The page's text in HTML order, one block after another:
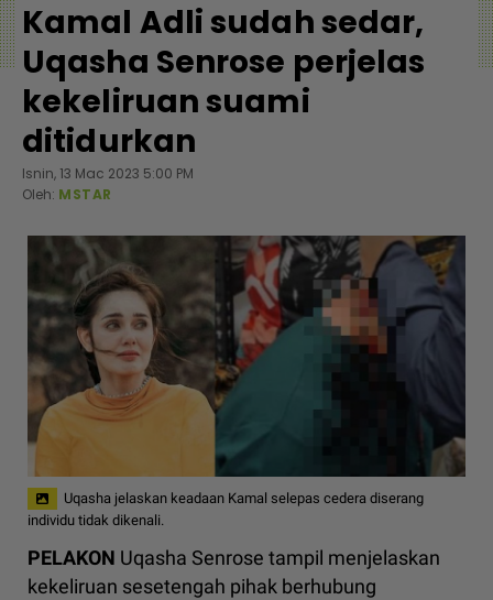
Kamal Adli sudah sedar,
Uqasha Senrose perjelas
kekeliruan suami
ditidurkan
Isnin, 13 Mac 2023 5:00 PM
Oleh: MSTAR
Uqasha jelaskan keadaan Kamal selepas cedera diserang
individu tidak dikenali.
PELAKON Uqasha Senrose tampil menjelaskan
kekeliruan sesetengah pihak berhubung